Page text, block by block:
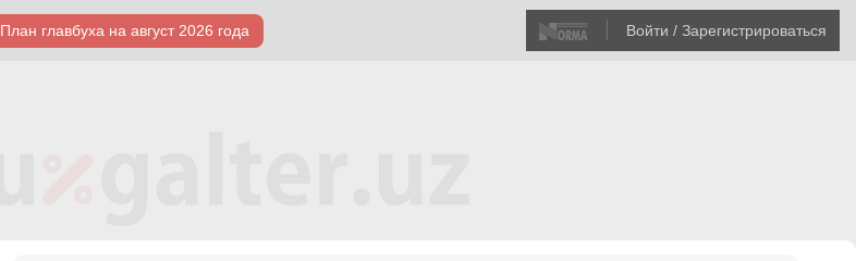
План главбуха на август 2026 года Войти / Зарегистрироваться